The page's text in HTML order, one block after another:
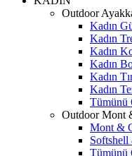
Outdoor
Kadın
Kadın
Kadın
Kadın
Kadın
Kadın
Tümünü
Outdoor Mont
Mont &
Tümünü